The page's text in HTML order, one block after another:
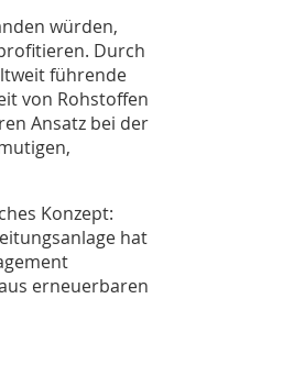
würden,
Durch
führende
von Rohstoffen
Ansatz bei der
Konzept:
hat
erneuerbaren